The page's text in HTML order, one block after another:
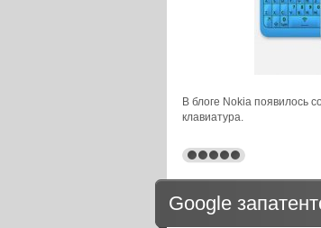
В блоге Nokia появилось
клавиатура.
Google